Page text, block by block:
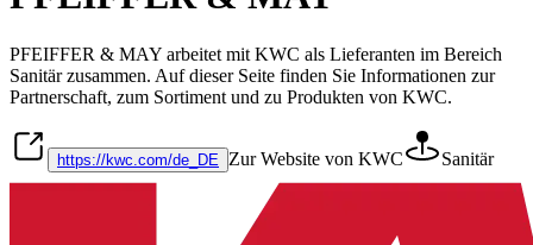
PFEIFFER & MAY arbeitet mit KWC als Lieferanten im Bereich
Sanitärzusammen. Auf dieser Seite finden Sie Informationen zur
Partnerschaft, zum Sortiment und zu Produkten von KWC.
https://kwc.com/de_DE Zur Website von KWC Sanitär